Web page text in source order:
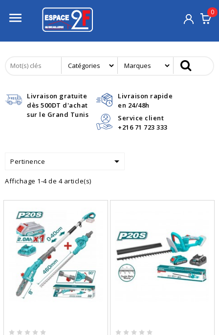
 0
Livraison gratuite
dès 500DT d'achat
sur le Grand Tunis
Livraison rapide
en 24/48h
Service client
+216 71 723 333
Pertinence 
Affichage 1-4 de 4 article(s)